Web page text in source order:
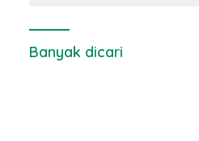
Banyak dicari